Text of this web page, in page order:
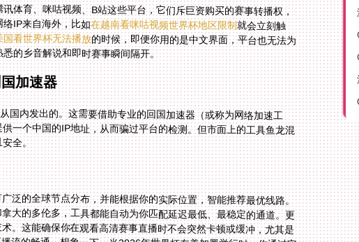
体育、咪咕视频、B站这些平台，它们斥巨资购买的赛事转播权，
IP来自海外，比如在越南看咪咕视频世界杯地区限制就会立刻触
国看世界杯无法播放的时候，即便你用的是中文界面，平台也无法为
的乡音解说和即时赛事瞬间隔开。
加速器
国内发出的。这需要借助专业的回国加速器（或称为网络加速工
个中国的IP地址，从而骗过平台的检测。但市面上的工具鱼龙混
全。
泛的全球节点分布，并能根据你的实际位置，智能推荐最优线路。
大的多伦多，工具都能自动为你匹配延迟最低、最稳定的通道。更
。这能确保你在观看高清赛事直播时不会突然卡顿或缓冲，尤其是
流的畅通。想象一下，当2026年世界杯在美加墨举行时，你通过它